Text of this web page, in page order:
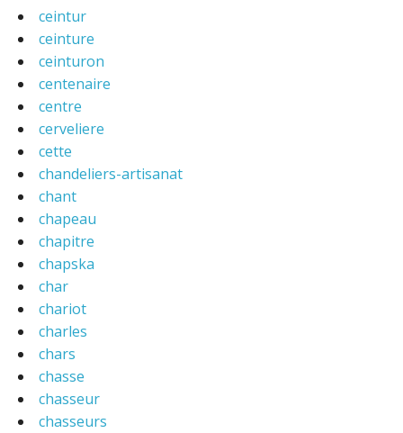
ceintur
ceinture
ceinturon
centenaire
centre
cerveliere
cette
chandeliers-artisanat
chant
chapeau
chapitre
chapska
char
chariot
charles
chars
chasse
chasseur
chasseurs